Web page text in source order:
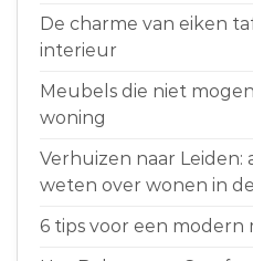
De charme van eiken
interieur
Meubels die niet
woning
Verhuizen naar Leiden:
weten over wonen in
6 tips voor een modern